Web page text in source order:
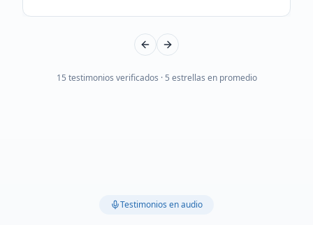
Previous slide
Next slide
15 testimonios verificados · 5 estrellas en promedio
Testimonios en audio